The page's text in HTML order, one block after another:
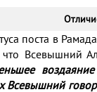
поста в
что Всевышний
Всевышний